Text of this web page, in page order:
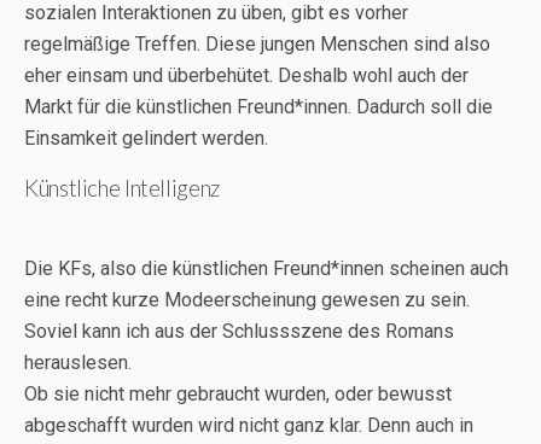
sozialen Interaktionen zu üben, gibt es vorher
regelmäßige Treffen. Diese jungen Menschen sind also
eher einsam und überbehütet. Deshalb wohl auch der
Markt für die künstlichen Freund*innen. Dadurch soll die
Einsamkeit gelindert werden.
Künstliche Intelligenz
Die KFs, also die künstlichen Freund*innen scheinen auch
eine recht kurze Modeerscheinung gewesen zu sein.
Soviel kann ich aus der Schlussszene des Romans
herauslesen.
Ob sie nicht mehr gebraucht wurden, oder bewusst
abgeschafft wurden wird nicht ganz klar. Denn auch in